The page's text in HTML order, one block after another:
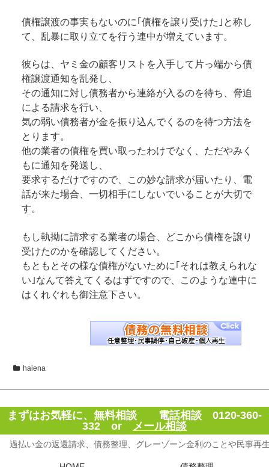
債権譲渡の事実もないのに｢債権を譲り受けた｣と称し
て、乱暴に取り立てを行う連中が増えています。
彼らは、ヤミ金の顧客リストを入手して片っ端から債
権譲渡通知を乱発し、
その通知に対し債務者から連絡が入るのを待ち、脅迫
による請求を行い、
気の弱い債務者が金を振り込んでくるのを待つ方法を
とります。
他の業者の債権を買い取ったわけでなく、ただやみく
もに通知を発送し、
要求するだけですので、この妙な請求が届いたり、電
話が来た場合、一切相手にしないでいることが大切で
す。
もし執拗に請求する業者の場合、どこから債権を譲り
受けたのかを確認してください。
もともとその様な債権がないために｢それは教えられな
い｣なんて答えてくるはずですので、このような連中に
はくれぐれも御注意下さい。
haiena
まずはお気軽に、無料相談 電話相談 0120-360-
332 or メール相談
過払い金の返還請求、債務整理、グレーゾーン金利のことや民事